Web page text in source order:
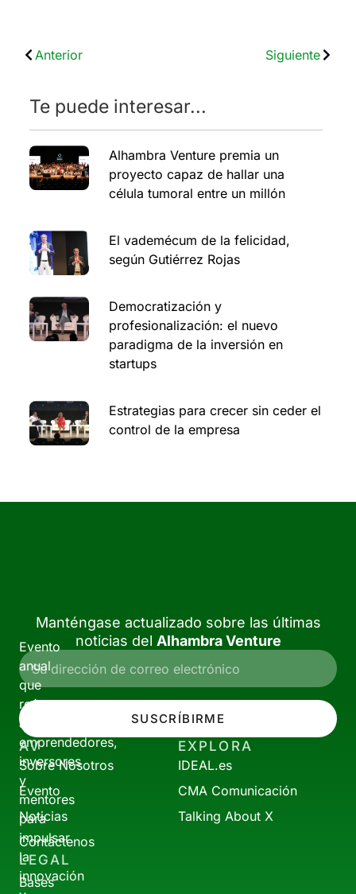
Anterior Siguiente
Te puede interesar...
Alhambra Venture premia un
proyecto capaz de hallar una
célula tumoral entre un millón
El vademécum de la felicidad,
según Gutiérrez Rojas
Democratización y
profesionalización: el nuevo
paradigma de la inversión en
startups
Estrategias para crecer sin ceder el
control de la empresa
Evento
anual
que
reúne
a
emprendedores,
inversores
y
mentores
para
impulsar
la
innovación
Manténgase actualizado sobre las últimas
noticias del Alhambra Venture
SUSCRÍBIRME
AV
Sobre Nosotros
Evento
Noticias
Contáctenos
EXPLORA
IDEAL.es
CMA Comunicación
Talking About X
LEGAL
Bases